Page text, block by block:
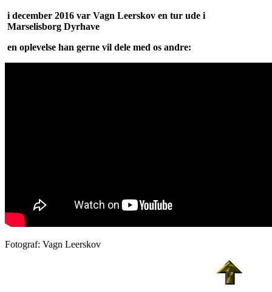
i december 2016 var Vagn Leerskov en tur ude i
Marselisborg Dyrhave
en oplevelse han gerne vil dele med os andre:
Fotograf: Vagn Leerskov